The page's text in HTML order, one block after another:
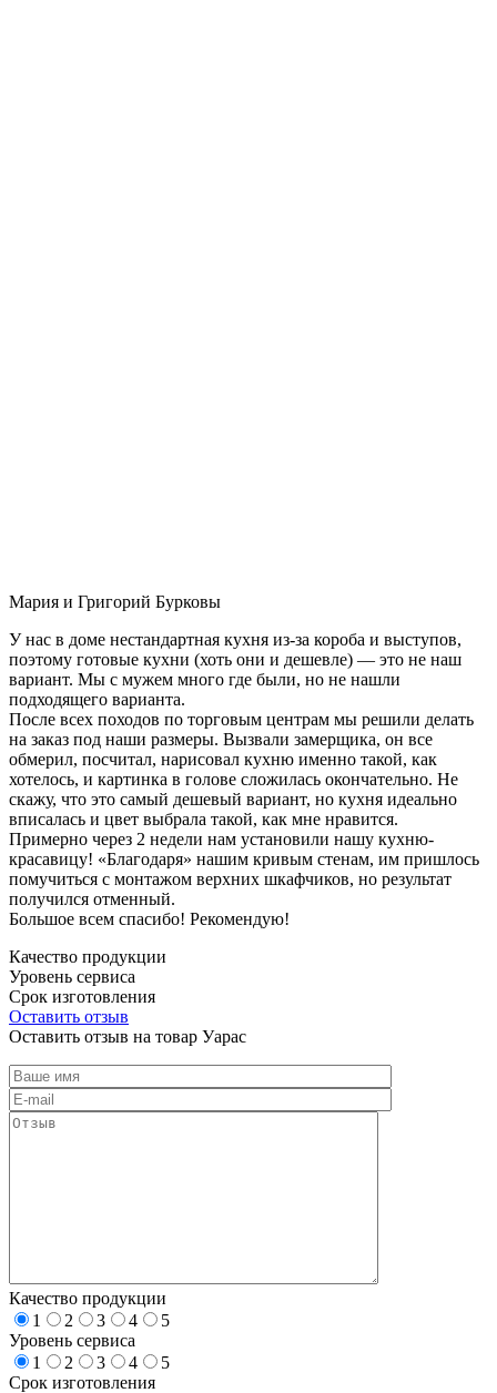
Мария и Григорий Бурковы
У нас в доме нестандартная кухня из-за короба и выступов,
поэтому готовые кухни (хоть они и дешевле) — это не наш
вариант. Мы с мужем много где были, но не нашли
подходящего варианта.
После всех походов по торговым центрам мы решили делать
на заказ под наши размеры. Вызвали замерщика, он все
обмерил, посчитал, нарисовал кухню именно такой, как
хотелось, и картинка в голове сложилась окончательно. Не
скажу, что это самый дешевый вариант, но кухня идеально
вписалась и цвет выбрала такой, как мне нравится.
Примерно через 2 недели нам установили нашу кухню-
красавицу! «Благодаря» нашим кривым стенам, им пришлось
помучиться с монтажом верхних шкафчиков, но результат
получился отменный.
Большое всем спасибо! Рекомендую!
Качество продукции
Уровень сервиса
Срок изготовления
Оставить отзыв
Оставить отзыв на товар Уарас
Качество продукции
1
2 3 4
5
Уровень сервиса
1
2 3 4
5
Срок изготовления